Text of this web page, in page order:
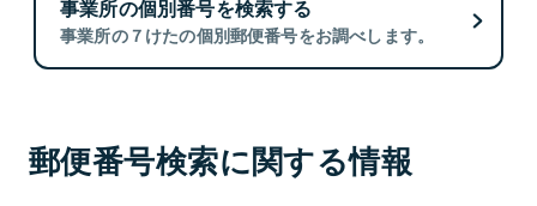
事業所の個別番号を検索する
事業所の７けたの個別郵便番号をお調べします。
郵便番号検索に関する情報